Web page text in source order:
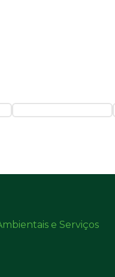
e Serviços